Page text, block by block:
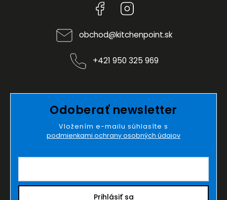
Facebook
obchod@kitchenpoint.sk
+421 950 325 969
Odoberať newsletter
Vložením e-mailu súhlasíte s
podmienkami ochrany osobných údajov
Prihlásiť sa